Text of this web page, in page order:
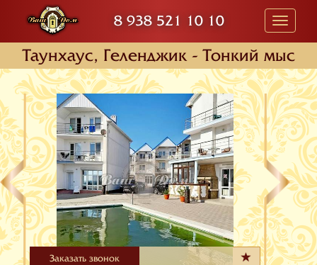
8 938 521 10 10
Toggle
Таунхаус, Геленджик - Тонкий мыс
Заказать звонок